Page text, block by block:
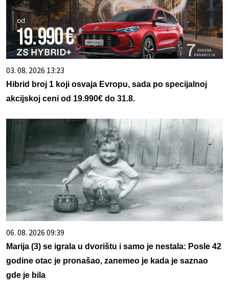
03. 08. 2026 13:23
Hibrid broj 1 koji osvaja Evropu, sada po specijalnoj
akcijskoj ceni od 19.990€ do 31.8.
06. 08. 2026 09:39
Marija (3) se igrala u dvorištu i samo je nestala: Posle 42
godine otac je pronašao, zanemeo je kada je saznao
gde je bila